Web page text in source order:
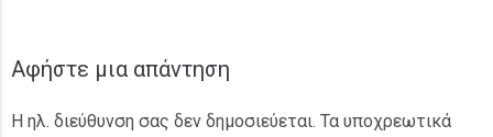
Αφήστε μια απάντηση
Η ηλ. διεύθυνση σας δεν δημοσιεύεται. Τα υποχρεωτικά